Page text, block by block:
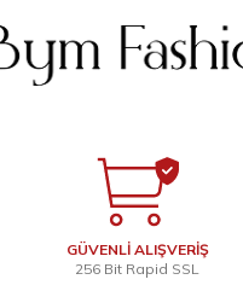
GÜVENLİ ALIŞVERİŞ
256 Bit Rapid SSL